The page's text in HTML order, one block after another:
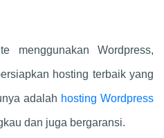
menggunakan Wordpress,
hosting terbaik yang
adalah hosting Wordpress
dan juga bergaransi.